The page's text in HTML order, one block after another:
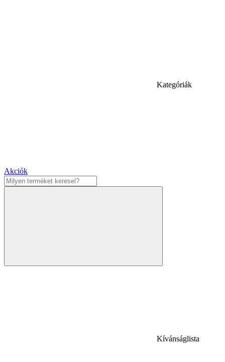
Kategóriák
Akciók
Kívánságlista